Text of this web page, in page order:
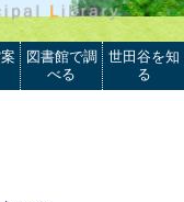
図書館で調
べる
世田谷を知
る